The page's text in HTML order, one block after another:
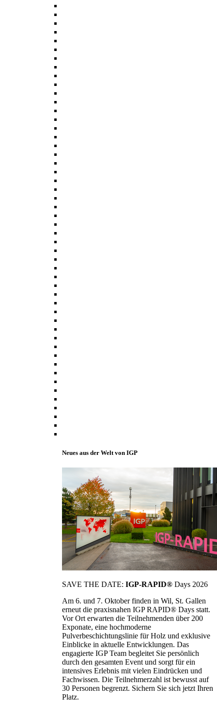
Neues aus der Welt von IGP
SAVE THE DATE: IGP-RAPID® Days 2026
Am 6. und 7. Oktober finden in Wil, St. Gallen
erneut die praxisnahen IGP RAPID® Days statt.
Vor Ort erwarten die Teilnehmenden über 200
Exponate, eine hochmoderne
Pulverbeschichtungslinie für Holz und exklusive
Einblicke in aktuelle Entwicklungen. Das
engagierte IGP Team begleitet Sie persönlich
durch den gesamten Event und sorgt für ein
intensives Erlebnis mit vielen Eindrücken und
Fachwissen. Die Teilnehmerzahl ist bewusst auf
30 Personen begrenzt. Sichern Sie sich jetzt Ihren
Platz.